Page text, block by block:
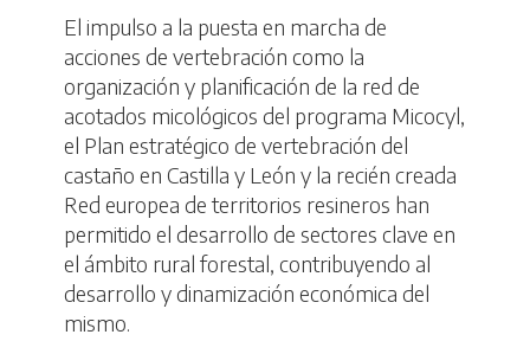
El impulso a la puesta en marcha de
acciones de vertebración como la
organización y planificación de la red de
acotados micológicos del programa Micocyl,
el Plan estratégico de vertebración del
castaño en Castilla y León y la recién creada
Red europea de territorios resineros han
permitido el desarrollo de sectores clave en
el ámbito rural forestal, contribuyendo al
desarrollo y dinamización económica del
mismo.